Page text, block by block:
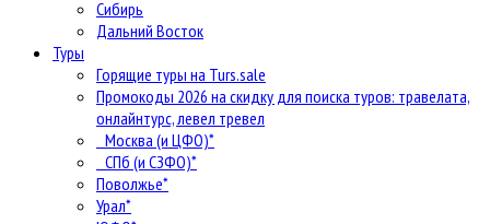
Сибирь
Дальний Восток
Туры
Горящие туры на Turs.sale
Промокоды 2026 на скидку для поиска туров: травелата,
онлайнтурс, левел тревел
Москва (и ЦФО)*
СПб (и СЗФО)*
Поволжье*
Урал*